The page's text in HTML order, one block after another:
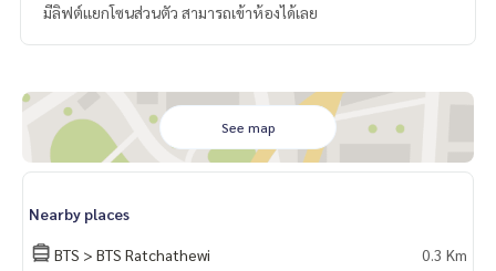
มีลิฟต์แยกโซนส่วนตัว สามารถเข้าห้องได้เลย
See map
Nearby places
BTS > BTS Ratchathewi
0.3 Km